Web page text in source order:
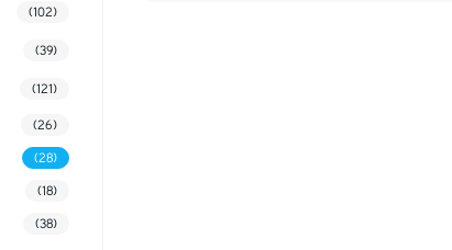
(102)
(39)
(121)
(26)
(28)
(18)
(38)